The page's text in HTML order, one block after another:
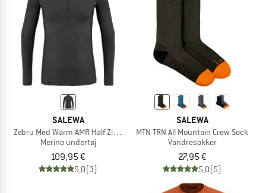
SALEWA
Zebru Med Warm AMR Half Zip Tee
Merino undertøj
109,95 €
5,0(3)
SALEWA
MTN TRN All Mountain Crew Sock
Vandresokker
27,95 €
5,0(5)